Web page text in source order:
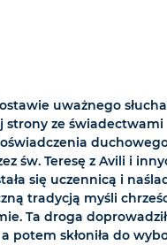
uważnego
strony ze świadectwami
św. Teresę z Avili i
się uczennicą i
tradycją myśli
Ta droga
potem skłoniła do